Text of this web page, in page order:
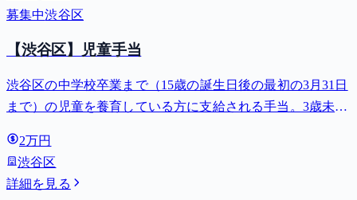
募集中渋谷区
【渋谷区】児童手当
渋谷区の中学校卒業まで（15歳の誕生日後の最初の3月31日
まで）の児童を養育している方に支給される手当。3歳未満
子以降は15,000円）、中学生は月額10,000円。
2万円
渋谷区
詳細を見る